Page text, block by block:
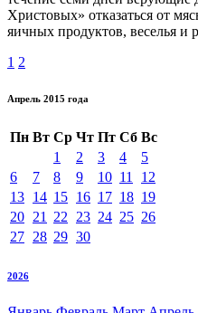
Христовых» отказаться от
яичных продуктов, веселья и
1 2
Апрель 2015 года
Пн Вт Ср Чт Пт Сб Вс
1
2 3 4
5
6
7 8 9 10 11
12
13 14 15 16 17 18 19
20 21 22 23 24 25 26
27 28 29 30
2026